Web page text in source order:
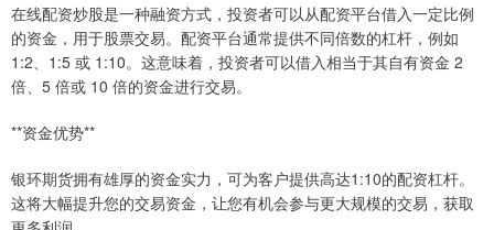
在线配资炒股是一种融资方式，投资者可以从配资平台借入一定比例
的资金，用于股票交易。配资平台通常提供不同倍数的杠杆，例如
1:2、1:5 或 1:10。这意味着，投资者可以借入相当于其自有资金 2
倍、5 倍或 10 倍的资金进行交易。
**资金优势**
银环期货拥有雄厚的资金实力，可为客户提供高达1:10的配资杠杆。
这将大幅提升您的交易资金，让您有机会参与更大规模的交易，获取